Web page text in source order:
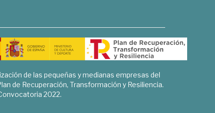
de las pequeñas y medianas empresas del
de Recuperación, Transformación y Resiliencia.
2022.